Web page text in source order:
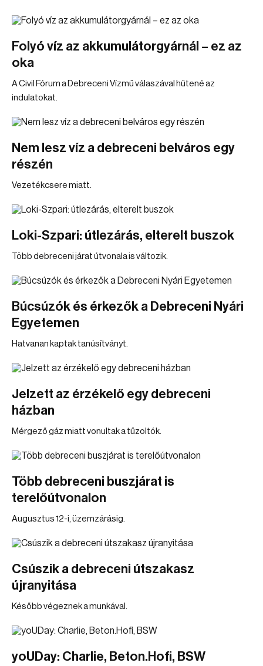
Folyó víz az akkumulátorgyárnál – ez az
oka
A Civil Fórum a Debreceni Vízmű válaszával hűtené az
indulatokat.
Nem lesz víz a debreceni belváros egy
részén
Vezetékcsere miatt.
Loki-Szpari: útlezárás, elterelt buszok
Több debreceni járat útvonala is változik.
Búcsúzók és érkezők a Debreceni Nyári
Egyetemen
Hatvanan kaptak tanúsítványt.
Jelzett az érzékelő egy debreceni
házban
Mérgező gáz miatt vonultak a tűzoltók.
Több debreceni buszjárat is
terelőútvonalon
Augusztus 12-i, üzemzárásig.
Csúszik a debreceni útszakasz
újranyitása
Később végeznek a munkával.
yoUDay: Charlie, Beton.Hofi, BSW